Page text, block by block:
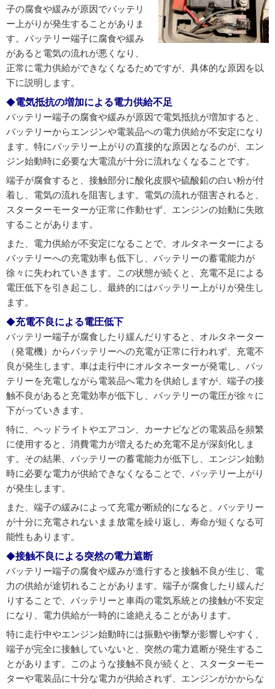
子の腐食や緩みが原因でバッテリ
ー上がりが発生することがありま
す。バッテリー端子に腐食や緩み
があると電気の流れが悪くなり、
正常に電力供給ができなくなるためですが、具体的な原因を以
下に説明します。
電気抵抗の増加による電力供給不足
バッテリー端子の腐食や緩みが原因で電気抵抗が増加すると、
バッテリーからエンジンや電装品への電力供給が不安定になり
ます。特にバッテリー上がりの直接的な原因となるのが、エン
ジン始動時に必要な大電流が十分に流れなくなることです。
端子が腐食すると、接触部分に酸化皮膜や硫酸鉛の白い粉が付
着し、電気の流れを阻害します。電気の流れが阻害されると、
スターターモーターが正常に作動せず、エンジンの始動に失敗
することがあります。
また、電力供給が不安定になることで、オルタネーターによる
バッテリーへの充電効率も低下し、バッテリーの蓄電能力が
徐々に失われていきます。この状態が続くと、充電不足による
電圧低下を引き起こし、最終的にはバッテリー上がりが発生し
ます。
充電不良による電圧低下
バッテリー端子が腐食したり緩んだりすると、オルタネーター
（発電機）からバッテリーへの充電が正常に行われず、充電不
良が発生します。車は走行中にオルタネーターが発電し、バッ
テリーを充電しながら電装品へ電力を供給しますが、端子の接
触不良があると充電効率が低下し、バッテリーの電圧が徐々に
下がっていきます。
特に、ヘッドライトやエアコン、カーナビなどの電装品を頻繁
に使用すると、消費電力が増えるため充電不足が深刻化しま
す。その結果、バッテリーの蓄電能力が低下し、エンジン始動
時に必要な電力が供給できなくなることで、バッテリー上がり
が発生します。
また、端子の緩みによって充電が断続的になると、バッテリー
が十分に充電されないまま放電を繰り返し、寿命が短くなる可
能性もあります。
接触不良による突然の電力遮断
バッテリー端子の腐食や緩みが進行すると接触不良が生じ、電
力の供給が途切れることがあります。端子が腐食したり緩んだ
りすることで、バッテリーと車両の電気系統との接触が不安定
になり、電力供給が一時的に途絶えることがあります。
特に走行中やエンジン始動時には振動や衝撃が影響しやすく、
端子が完全に接触していないと、突然の電力遮断が発生するこ
とがあります。このような接触不良が続くと、スターターモー
ターや電装品に十分な電力が供給されず、エンジンがかからな